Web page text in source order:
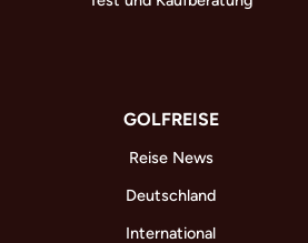
GOLFREISE
Reise News
Deutschland
International